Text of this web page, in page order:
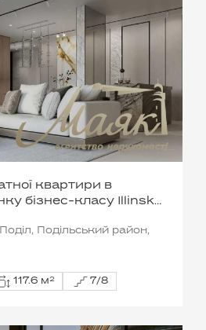
квартири в
бізнес-класу Illinsky
Подільський район,
117.6 м² 7/8